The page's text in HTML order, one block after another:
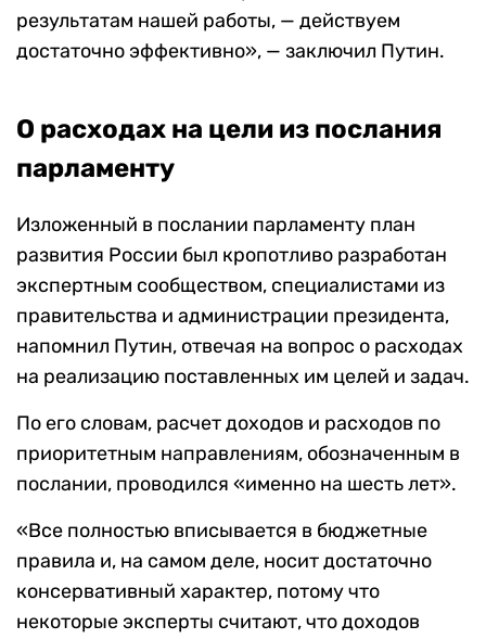
результатам нашей работы, — действуем
достаточно эффективно», — заключил Путин.
О расходах на цели из послания
парламенту
Изложенный в послании парламенту план
развития России был кропотливо разработан
экспертным сообществом, специалистами из
правительства и администрации президента,
напомнил Путин, отвечая на вопрос о расходах
на реализацию поставленных им целей и задач.
По его словам, расчет доходов и расходов по
приоритетным направлениям, обозначенным в
послании, проводился «именно на шесть лет».
«Все полностью вписывается в бюджетные
правила и, на самом деле, носит достаточно
консервативный характер, потому что
некоторые эксперты считают, что доходов